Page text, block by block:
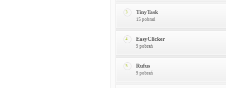
3 TinyTask
15 pobrań
4 EasyClicker
9 pobrań
5 Rufus
9 pobrań